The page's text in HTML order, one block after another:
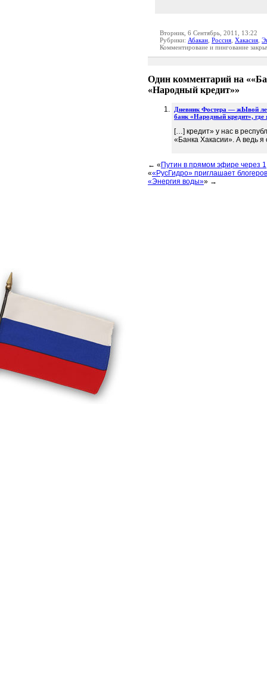
Вторник, 6 Сентябрь, 2011, 13:22
Рубрики: Абакан Россия Хакасия
Комментироваие и пингование
Один комментарий на
«Народный кредит»»
Дневник Фостера — жЫвой
банк «Народный кредит», где
[…] кредит» у нас в
«Банка Хакасии». А ведь
← « Путин в прямом эфире через
««РусГидро» приглашает
«Энергия воды»» →